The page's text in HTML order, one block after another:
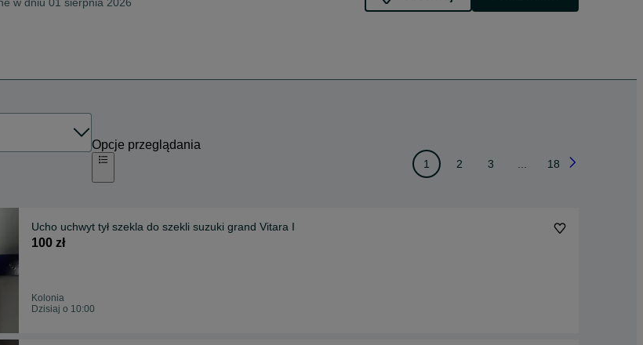
Opcje przeglądania
1 2 3 18
Ucho uchwyt tył szekla do szekli suzuki grand Vitara I
100 zł
Kolonia
Dzisiaj o 10:00